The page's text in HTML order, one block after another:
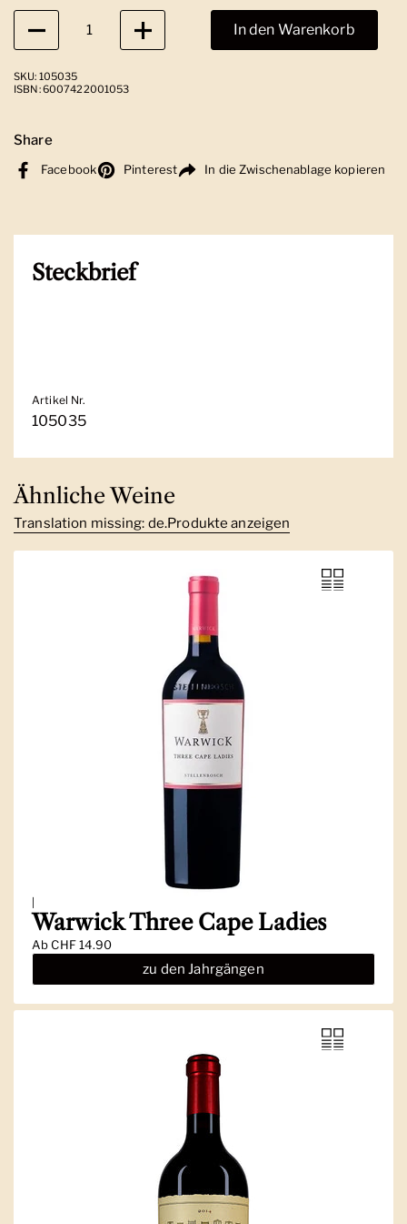
Anzahl
In den Warenkorb
SKU: 105035
ISBN: 6007422001053
Share
Facebook Pinterest In die Zwischenablage kopieren
Steckbrief
Artikel Nr.
105035
Ähnliche Weine
Translation missing: de.Produkte anzeigen
|
Warwick Three Cape Ladies
AbCHF 14.90
zu den Jahrgängen